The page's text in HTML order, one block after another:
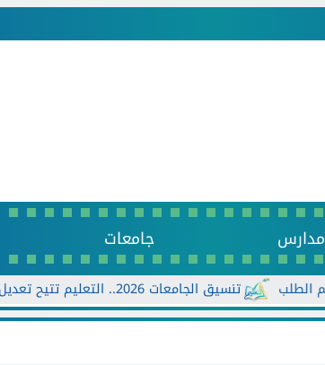
مدارس جامعات
تنسيق الجامعات 2026.. التعليم تتيح تعديل الرغبات أكثر من مرة حتى الأحد...